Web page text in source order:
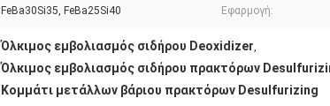
FeBa30Si35, FeBa25Si40 Εφαρμογή:
Όλκιμος εμβολιασμός σιδήρου Deoxidizer,
Όλκιμος εμβολιασμός σιδήρου πρακτόρων
Κομμάτι μετάλλων βάριου πρακτόρων Desulfurizing